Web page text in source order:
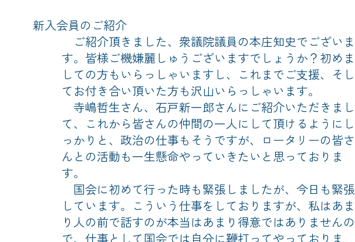
新入会員のご紹介
ご紹介頂きました、衆議院議員の本庄知史でございま
す。皆様ご機嫌麗しゅうございますでしょうか？初めま
しての方もいらっしゃいますし、これまでご支援、そし
てお付き合い頂いた方も沢山いらっしゃいます。
寺嶋哲生さん、石戸新一郎さんにご紹介いただきまし
て、これから皆さんの仲間の一人にして頂けるようにし
っかりと、政治の仕事もそうですが、ロータリーの皆さ
んとの活動も一生懸命やっていきたいと思っておりま
す。
国会に初めて行った時も緊張しましたが、今日も緊張
しています。こういう仕事をしておりますが、私はあま
り人の前で話すのが本当はあまり得意ではありませんの
で、仕事として国会では自分に鞭打ってやっておりま